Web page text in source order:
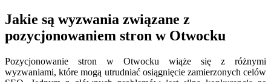
Jakie są wyzwania związane z
pozycjonowaniem stron w Otwocku
Pozycjonowanie stron w Otwocku wiąże się z różnymi
wyzwaniami, które mogą utrudniać osiągnięcie zamierzonych celów